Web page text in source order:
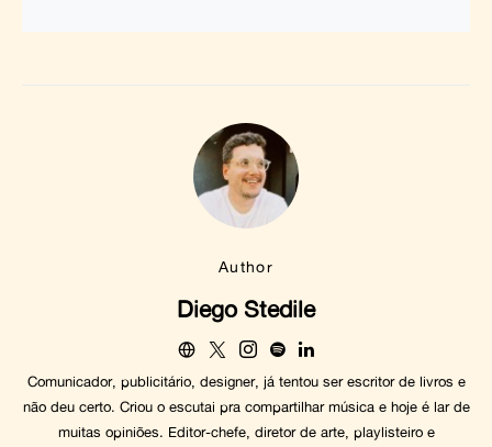
Author
Diego Stedile
Comunicador, publicitário, designer, já tentou ser escritor de livros e
não deu certo. Criou o escutai pra compartilhar música e hoje é lar de
muitas opiniões. Editor-chefe, diretor de arte, playlisteiro e